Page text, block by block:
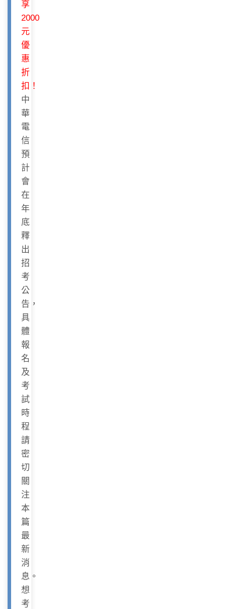
享
2000
元
優
惠
折
扣！
中
華
電
信
預
計
會
在
年
底
釋
出
招
考
公
告，
具
體
報
名
及
考
試
時
程
請
密
切
關
注
本
篇
最
新
消
息。
想
考